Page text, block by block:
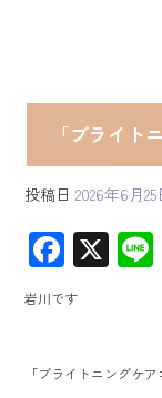
「ブライト
投稿日 2026年6月25
F
ac
e
b
X
岩川です
「ブライトニングケ